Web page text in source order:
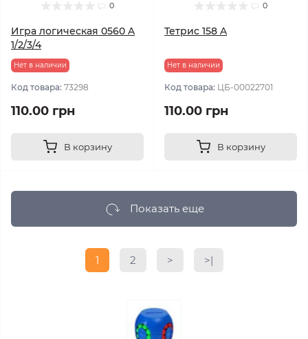
0
Игра логическая 0560 A
1/2/3/4
Нет в наличии
Код товара: 73298
110.00 грн
В корзину
0
Тетрис 158 A
Нет в наличии
Код товара: ЦБ-00022701
110.00 грн
В корзину
Показать еще
1 2 > >|